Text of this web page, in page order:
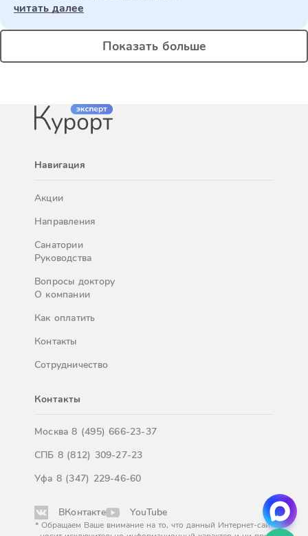
читать далее
Показать больше
Навигация
Акции
Направления
Санатории
Руководства
Вопросы доктору
О компании
Как оплатить
Контакты
Сотрудничество
Контакты
Москва8 (495) 666-23-37
СПБ 8 (812) 309-27-23
Уфа 8 (347) 229-46-60
ВКонтакте YouTube
* Обращаем Ваше внимание на то, что данный Интернет-сайт